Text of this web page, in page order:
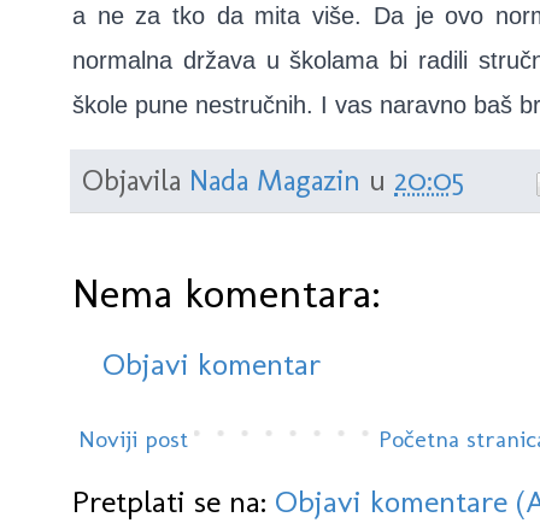
a ne za tko da mita više. Da je ovo
normalna država u školama bi radili
škole pune nestručnih. I vas naravno baš
Objavila Nada Magazin u 20:05
Nema komentara:
Objavi komentar
Noviji post Početna
Pretplati se na: Objavi komentare